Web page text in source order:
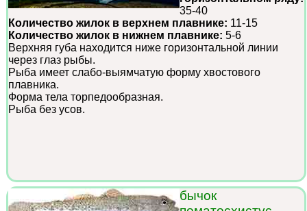
35-40
Количество жилок в верхнем плавнике: 11-15
Количество жилок в нижнем плавнике: 5-6
Верхняя губа находится ниже горизонтальной линии
через глаз рыбы.
Рыба имеет слабо-выямчатую форму хвостового
плавника.
Форма тела торпедообразная.
Рыба без усов.
бычок